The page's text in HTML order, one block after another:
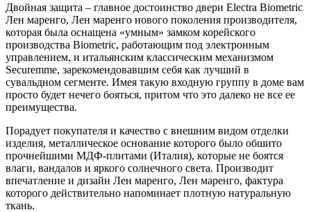
Двойная защита – главное достоинство двери Electra Biometric
Лен маренго, Лен маренго нового поколения производителя,
которая была оснащена «умным» замком корейского
производства Biometric, работающим под электронным
управлением, и итальянским классическим механизмом
Securemme, зарекомендовавшим себя как лучший в
сувальдном сегменте. Имея такую входную группу в доме вам
просто будет нечего бояться, притом что это далеко не все ее
преимущества.
Порадует покупателя и качество с внешним видом отделки
изделия, металлическое основание которого было обшито
прочнейшими МДФ-плитами (Италия), которые не боятся
влаги, вандалов и яркого солнечного света. Производит
впечатление и дизайн Лен маренго, Лен маренго, фактура
которого действительно напоминает плотную натуральную
ткань.